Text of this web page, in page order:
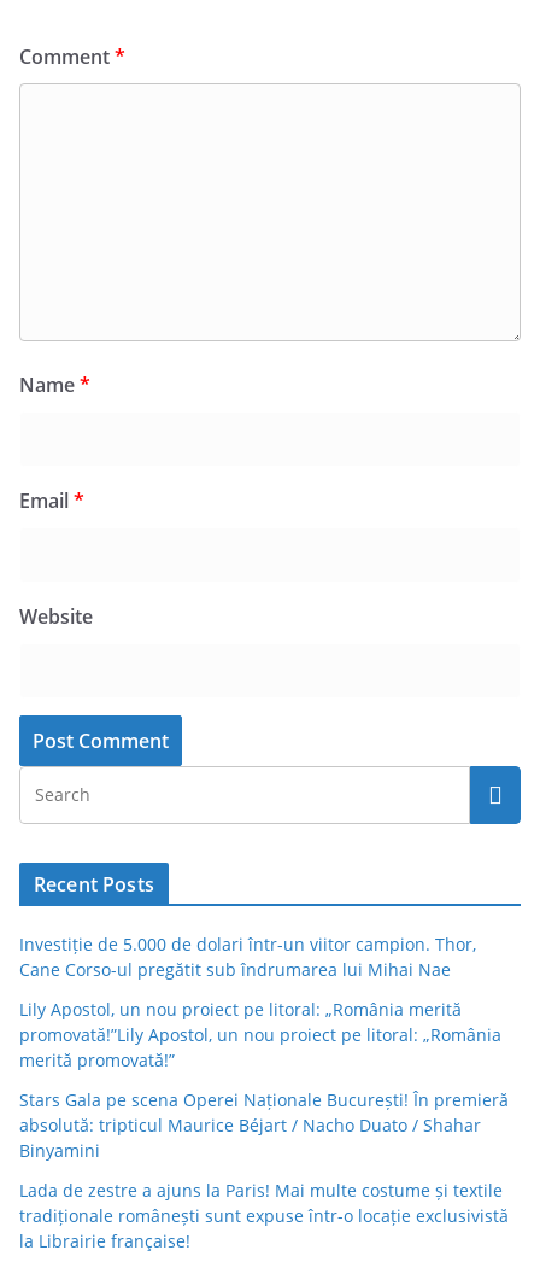
Comment*
Name*
Email*
Website
Recent Posts
Investiție de 5.000 de dolari într-un viitor campion. Thor,
Cane Corso-ul pregătit sub îndrumarea lui Mihai Nae
Lily Apostol, un nou proiect pe litoral: „România merită
promovată!”Lily Apostol, un nou proiect pe litoral: „România
merită promovată!”
Stars Gala pe scena Operei Naționale București! În premieră
absolută: tripticul Maurice Béjart / Nacho Duato / Shahar
Binyamini
Lada de zestre a ajuns la Paris! Mai multe costume și textile
tradiționale românești sunt expuse într-o locație exclusivistă
la Librairie française!